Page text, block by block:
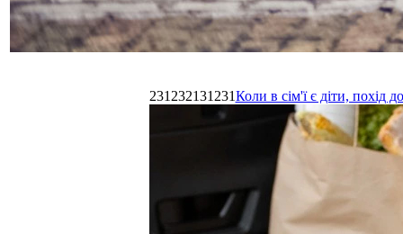
231232131231Коли в сім'ї є діти,